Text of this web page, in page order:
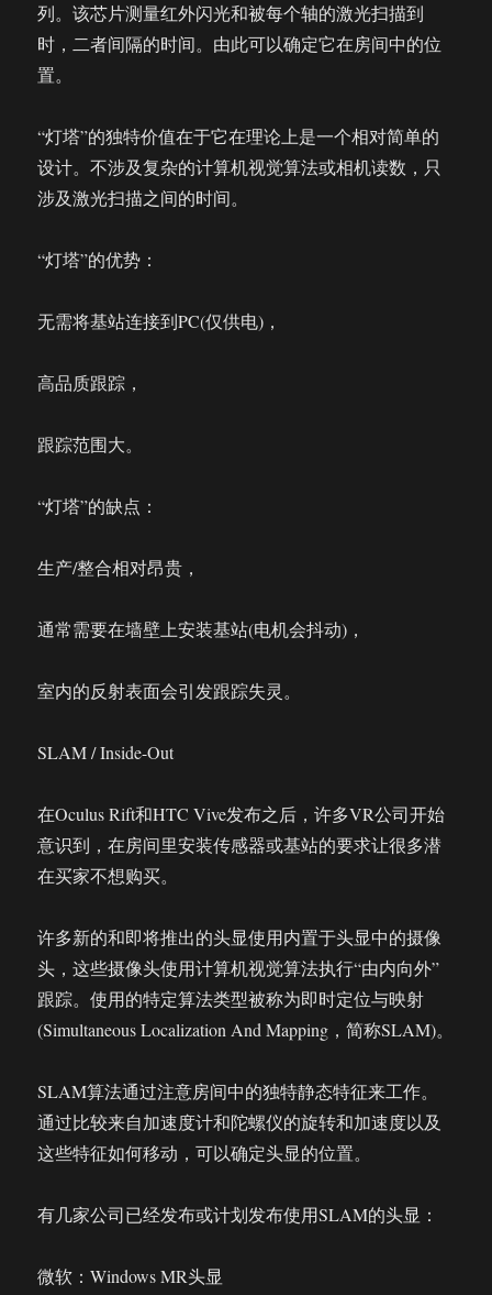
列。该芯片测量红外闪光和被每个轴的激光扫描到
时，二者间隔的时间。由此可以确定它在房间中的位
置。
“灯塔”的独特价值在于它在理论上是一个相对简单的
设计。不涉及复杂的计算机视觉算法或相机读数，只
涉及激光扫描之间的时间。
“灯塔”的优势：
无需将基站连接到PC(仅供电)，
高品质跟踪，
跟踪范围大。
“灯塔”的缺点：
生产/整合相对昂贵，
通常需要在墙壁上安装基站(电机会抖动)，
室内的反射表面会引发跟踪失灵。
SLAM / Inside-Out
在Oculus Rift和HTC Vive发布之后，许多VR公司开始
意识到，在房间里安装传感器或基站的要求让很多潜
在买家不想购买。
许多新的和即将推出的头显使用内置于头显中的摄像
头，这些摄像头使用计算机视觉算法执行“由内向外”
跟踪。使用的特定算法类型被称为即时定位与映射
(Simultaneous Localization And Mapping，简称SLAM)。
SLAM算法通过注意房间中的独特静态特征来工作。
通过比较来自加速度计和陀螺仪的旋转和加速度以及
这些特征如何移动，可以确定头显的位置。
有几家公司已经发布或计划发布使用SLAM的头显：
微软：Windows MR头显